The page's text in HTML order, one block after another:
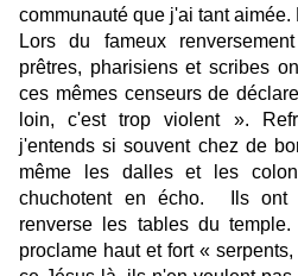
communauté que j'ai tant aimée.
Lors du fameux
prêtres, pharisiens et scribes
ces mêmes censeurs de
loin, c'est trop violent ».
j'entends si souvent chez de
même les dalles et les
chuchotent en écho. Ils ont
renverse les tables du
proclame haut et fort «